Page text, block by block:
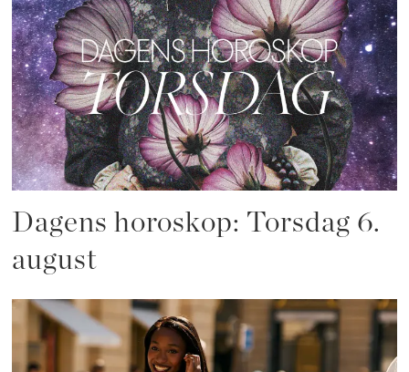
Dagens horoskop: Torsdag 6.
august